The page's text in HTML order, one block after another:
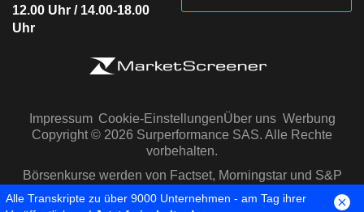
12.00 Uhr / 14.00-18.00
Uhr
Impressum Cookie-EinstellungenÜber uns Werbung
Copyright © 2026 Surperformance SAS. Alle Rechte
vorbehalten.
Börsenkurse werden von Factset, Morningstar und S&P
Capital IQ zur Verfügung gestellt
Alle Transkripte zu über 9000 Unternehmen - am Tag ihrer